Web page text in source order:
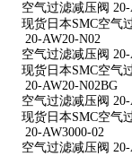
空气过滤减压阀 20-
现货日本SMC空气
20-AW20-N02
空气过滤减压阀
现货日本SMC空气
20-AW20-N02BG
空气过滤减压阀
现货日本SMC空气
20-AW3000-02
空气过滤减压阀 20-